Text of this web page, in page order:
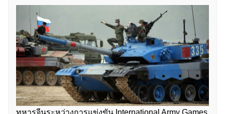
ทหารจีนระหว่างการแข่งขัน International Army Games